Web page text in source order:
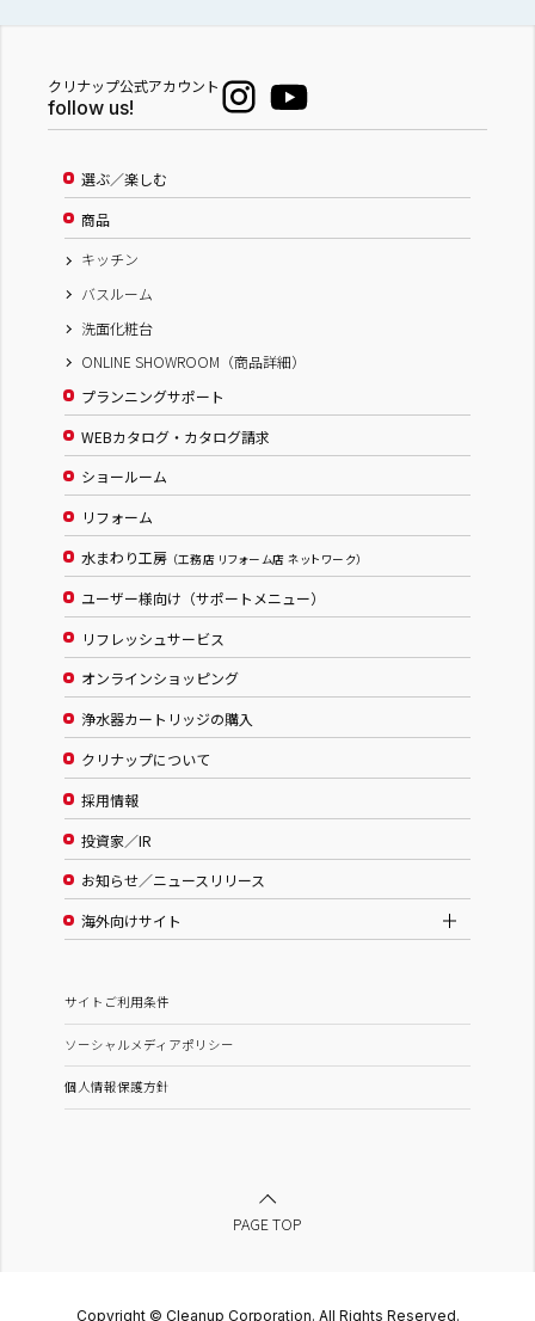
クリナップ公式アカウント
follow us!
選ぶ／楽しむ
商品
キッチン
バスルーム
洗面化粧台
ONLINE SHOWROOM（商品詳細）
プランニングサポート
WEBカタログ・カタログ請求
ショールーム
リフォーム
水まわり工房 （工務店 リフォーム店 ネットワーク）
ユーザー様向け（サポートメニュー）
リフレッシュサービス
オンラインショッピング
浄水器カートリッジの購入
クリナップについて
採用情報
投資家／IR
お知らせ／ニュースリリース
海外向けサイト
サイトご利用条件
ソーシャルメディアポリシー
個人情報保護方針
PAGE TOP
Copyright © Cleanup Corporation. All Rights Reserved.